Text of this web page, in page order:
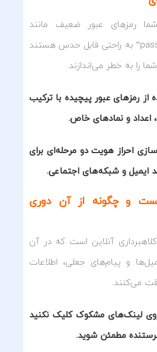
رمزهای عبور ضعیف مانند
“۱۲۳۴۵۶” یا “password” به راحتی قابل حدس هستند
را به خطر می‌اندازند.
رمزهای عبور پیچیده با ترکیب
و نمادهای خاص.
احراز هویت دو مرحله‌ای برای
ایمیل و شبکه‌های اجتماعی.
و چگونه از آن دوری
آنلاین است که در آن
و پیام‌های جعلی، اطلاعات
می‌کنند.
لینک‌های مشکوک کلیک نکنید
مطمئن شوید.